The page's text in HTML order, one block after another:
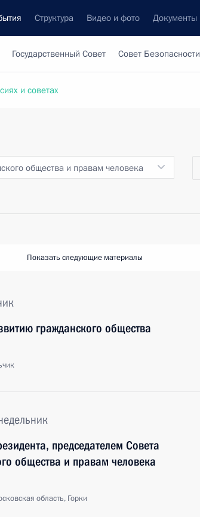
Структура Видео и фото Документы
Государственный Совет Совет Безопасности
и советах
общества и правам человека
Показать следующие материалы
гражданского общества
председателем Совета
общества и правам человека
область, Горки